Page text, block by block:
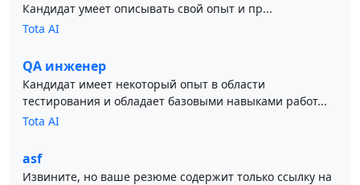
Кандидат умеет описывать свой опыт и пр...
Tota AI
QA инженер
Кандидат имеет некоторый опыт в области
тестирования и обладает базовыми навыками работ...
Tota AI
asf
Извините, но ваше резюме содержит только ссылку на